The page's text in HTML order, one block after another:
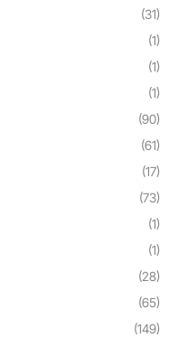
(31)
(1)
(1)
(1)
(90)
(61)
(17)
(73)
(1)
(1)
(28)
(65)
(149)